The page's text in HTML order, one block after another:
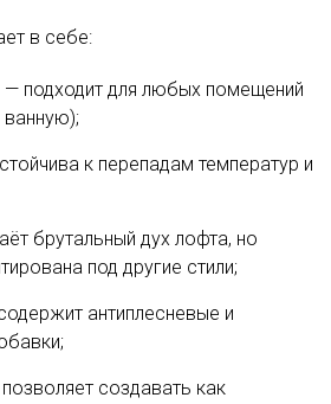
в себе:
— подходит для любых помещений
ванную);
к перепадам температур и
брутальный дух лофта, но
под другие стили;
антиплесневые и
создавать как